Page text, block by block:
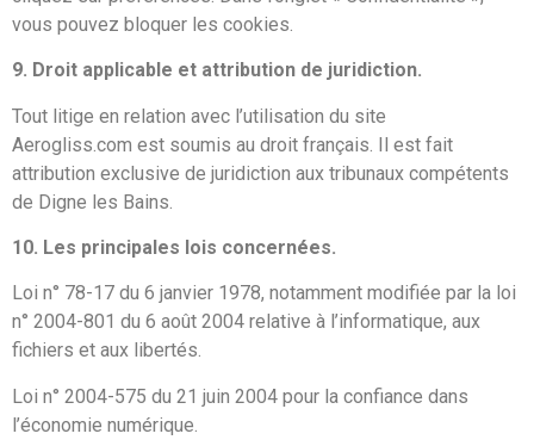
vous pouvez bloquer les cookies.
9. Droit applicable et attribution de juridiction.
Tout litige en relation avec l’utilisation du site
Aerogliss.com est soumis au droit français. Il est fait
attribution exclusive de juridiction aux tribunaux compétents
de Digne les Bains.
10. Les principales lois concernées.
Loi n° 78-17 du 6 janvier 1978, notamment modifiée par la loi
n° 2004-801 du 6 août 2004 relative à l’informatique, aux
fichiers et aux libertés.
Loi n° 2004-575 du 21 juin 2004 pour la confiance dans
l’économie numérique.